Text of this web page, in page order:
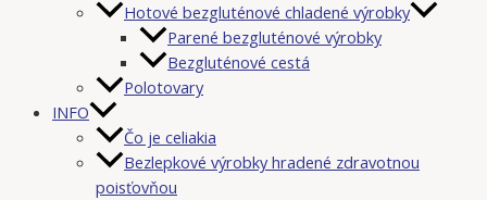
Hotové bezgluténové chladené výrobky
Parené bezgluténové výrobky
Bezgluténové cestá
Polotovary
INFO
Čo je celiakia
Bezlepkové výrobky hradené zdravotnou
poisťovňou